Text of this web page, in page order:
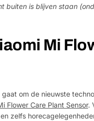
is blijven staan
Mi
om de nieuwste
Flower Care Plant Sensor.
zelfs